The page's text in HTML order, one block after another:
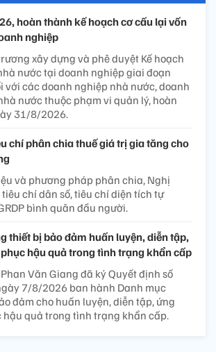
hoàn thành kế hoạch cơ cấu lại vốn
nghiệp
xây dựng và phê duyệt Kế hoạch
nước tại doanh nghiệp giai đoạn
với các doanh nghiệp nhà nước, doanh
nước thuộc phạm vi quản lý, hoàn
31/8/2026.
chí phân chia thuế giá trị gia tăng cho
và phương pháp phân chia, Nghị
chí dân số, tiêu chí diện tích tự
bình quân đầu người.
thiết bị bảo đảm huấn luyện, diễn tập,
hậu quả trong tình trạng khẩn cấp
Văn Giang đã ký Quyết định số
7/8/2026 ban hành Danh mục
đảm cho huấn luyện, diễn tập, ứng
hậu quả trong tình trạng khẩn cấp.